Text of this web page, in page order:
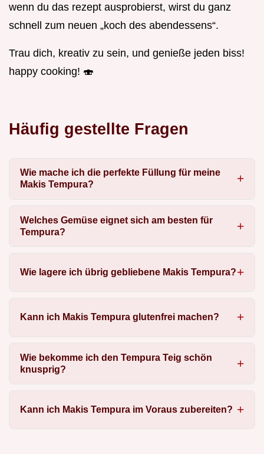
wenn du das rezept ausprobierst, wirst du ganz
schnell zum neuen „koch des abendessens“.
Trau dich, kreativ zu sein, und genieße jeden biss!
happy cooking! 🍣
Häufig gestellte Fragen
Wie mache ich die perfekte Füllung für meine
Makis Tempura?
Welches Gemüse eignet sich am besten für
Tempura?
Wie lagere ich übrig gebliebene Makis Tempura?
Kann ich Makis Tempura glutenfrei machen?
Wie bekomme ich den Tempura Teig schön
knusprig?
Kann ich Makis Tempura im Voraus zubereiten?